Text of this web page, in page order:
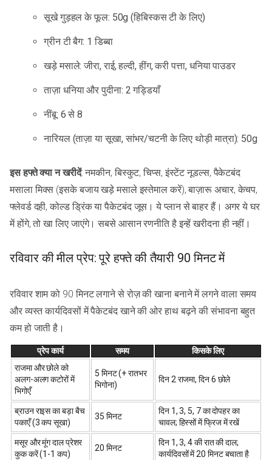
सूखे गुड़हल के फूल: 50g (हिबिस्कस टी के लिए)
ग्रीन टी बैग: 1 डिब्बा
खड़े मसाले: जीरा, राई, हल्दी, हींग, करी पत्ता, धनिया पाउडर
ताज़ा धनिया और पुदीना: 2 गड्डियाँ
नींबू: 6 से 8
नारियल (ताज़ा या सूखा, सांभर/चटनी के लिए थोड़ी मात्रा): 50g
इस हफ्ते क्या न खरीदें: नमकीन, बिस्कुट, चिप्स, इंस्टेंट नूडल्स, पैकेटबंद
मसाला मिक्स (इसके बजाय खड़े मसाले इस्तेमाल करें), बाज़ारू अचार, केचप,
फ्लेवर्ड दही, कोल्ड ड्रिंक या पैकेटबंद जूस। ये प्लान से बाहर हैं। अगर ये घर
में होंगे, तो खा लिए जाएंगे। सबसे आसान रणनीति है इन्हें खरीदना ही नहीं।
रविवार की मील प्रेप: पूरे हफ्ते की तैयारी 90 मिनट में
रविवार शाम को 90 मिनट लगाने से रोज़ की खाना बनाने में लगने वाला समय
और व्यस्त कार्यदिवसों में पैकेटबंद खाने की ओर हाथ बढ़ने की संभावना बहुत
कम हो जाती है।
प्रेप कार्य समय
किसके लिए
राजमा और छोले को
अलग-अलग कटोरों में
भिगोएँ
5 मिनट (+ रातभर
भिगोना)
दिन 2 राजमा, दिन 6 छोले
ब्राउन राइस का बड़ा बैच
पकाएँ (3 कप सूखा)
35 मिनट
दिन 1, 3, 5, 7 का दोपहर का
चावल; हिस्सों में फ्रिज में रखें
मसूर और मूंग दाल प्रेशर
कुक करें (1-1 कप)
20 मिनट
दिन 1, 3, 4 की रात की दाल;
कार्यदिवसों में 20 मिनट बचाता है